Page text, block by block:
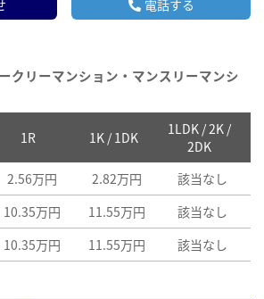
電話する
クリーマンション・マンスリーマンシ
1R 1K / 1DK
1LDK / 2K /
2DK
2.56万円 2.82万円 該当なし
10.35万円 11.55万円 該当なし
10.35万円 11.55万円 該当なし